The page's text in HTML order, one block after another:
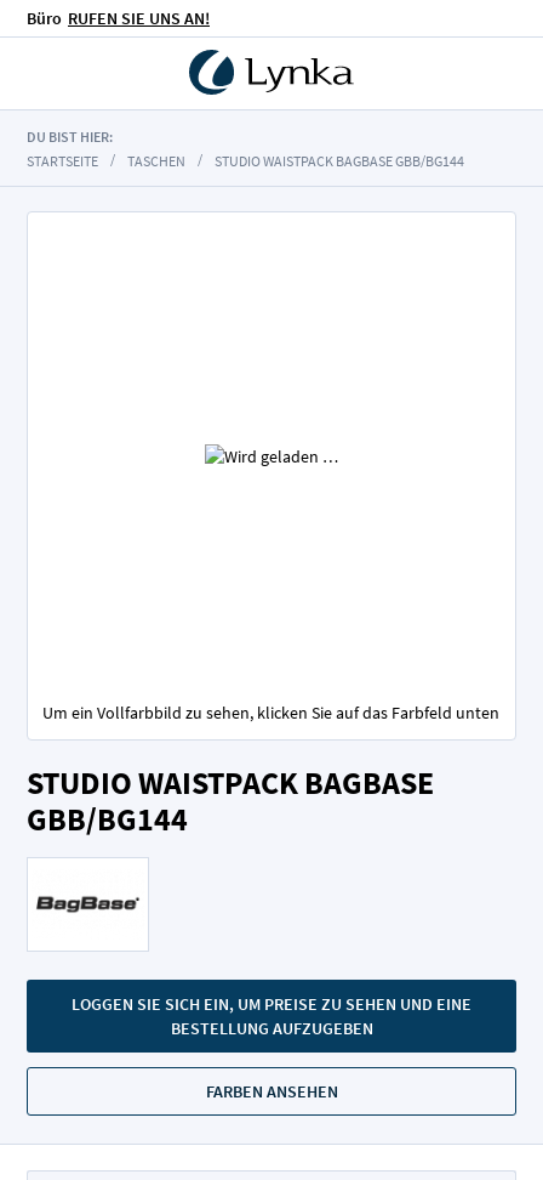
Büro RUFEN SIE UNS AN!
DU BIST HIER:
STARTSEITE
TASCHEN STUDIO WAISTPACK BAGBASE GBB/BG144
STUDIO WAISTPACK BAGBASE
GBB/BG144
LOGGEN SIE SICH EIN, UM PREISE ZU SEHEN UND EINE
BESTELLUNG AUFZUGEBEN
FARBEN ANSEHEN
Um ein Vollfarbbild zu sehen, klicken Sie auf das Farbfeld unten
Anfang
der
Bildgalerie